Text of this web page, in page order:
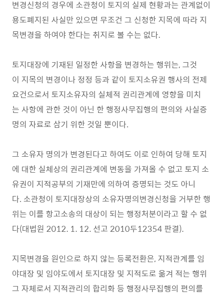
변경신청의 경우에 소관청이 토지의 실제 현황과는 관계없이
용도폐지된 사실만 있으면 무조건 그 신청한 지목에 따라 지
목변경을 하여야 한다는 취지로 볼 수는 없다.
토지대장에 기재된 일정한 사항을 변경하는 행위는, 그것
이 지목의 변경이나 정정 등과 같이 토지소유권 행사의 전제
요건으로서 토지소유자의 실체적 권리관계에 영향을 미치
는 사항에 관한 것이 아닌 한 행정사무집행의 편의와 사실증
명의 자료로 삼기 위한 것일 뿐이다.
그 소유자 명의가 변경된다고 하여도 이로 인하여 당해 토지
에 대한 실체상의 권리관계에 변동을 가져올 수 없고 토지 소
유권이 지적공부의 기재만에 의하여 증명되는 것도 아니
다. 소관청이 토지대장상의 소유자명의변경신청을 거부한 행
위는 이를 항고소송의 대상이 되는 행정처분이라고 할 수 없
다(대법원 2012. 1. 12. 선고 2010두12354 판결).
지목변경을 원인으로 하지 않는 등록전환은, 지적관계를 임
야대장 및 임야도에서 토지대장 및 지적도로 옮겨 적는 행위
그 자체로서 지적관리의 합리화 등 행정사무집행의 편의를